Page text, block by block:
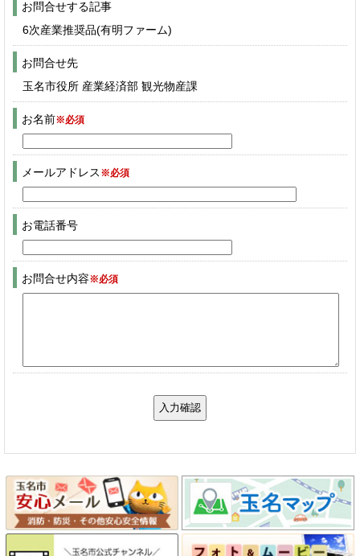
お問合せする記事
6次産業推奨品(有明ファーム)
お問合せ先
玉名市役所 産業経済部 観光物産課
お名前※必須
メールアドレス ※必須
お電話番号
お問合せ内容※必須